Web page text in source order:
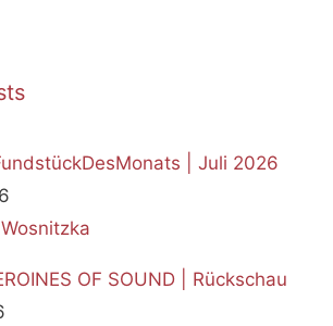
| Juli 2026
OF SOUND | Rückschau